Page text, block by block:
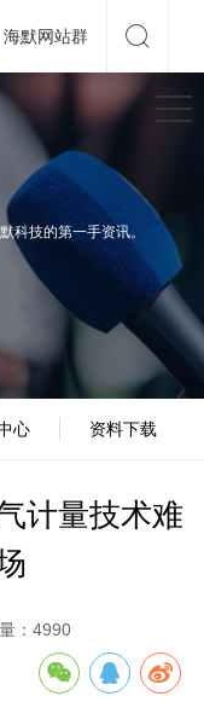
海默网站群 
科技的第一手资讯。
心 资料下载
计量技术难
：4990